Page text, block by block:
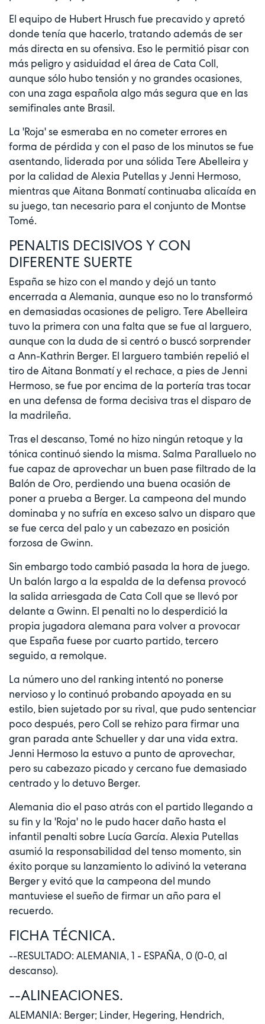
El equipo de Hubert Hrusch fue precavido y apretó
donde tenía que hacerlo, tratando además de ser
más directa en su ofensiva. Eso le permitió pisar con
más peligro y asiduidad el área de Cata Coll,
aunque sólo hubo tensión y no grandes ocasiones,
con una zaga española algo más segura que en las
semifinales ante Brasil.
La 'Roja' se esmeraba en no cometer errores en
forma de pérdida y con el paso de los minutos se fue
asentando, liderada por una sólida Tere Abelleira y
por la calidad de Alexia Putellas y Jenni Hermoso,
mientras que Aitana Bonmatí continuaba alicaída en
su juego, tan necesario para el conjunto de Montse
Tomé.
PENALTIS DECISIVOS Y CON
DIFERENTE SUERTE
España se hizo con el mando y dejó un tanto
encerrada a Alemania, aunque eso no lo transformó
en demasiadas ocasiones de peligro. Tere Abelleira
tuvo la primera con una falta que se fue al larguero,
aunque con la duda de si centró o buscó sorprender
a Ann-Kathrin Berger. El larguero también repelió el
tiro de Aitana Bonmatí y el rechace, a pies de Jenni
Hermoso, se fue por encima de la portería tras tocar
en una defensa de forma decisiva tras el disparo de
la madrileña.
Tras el descanso, Tomé no hizo ningún retoque y la
tónica continuó siendo la misma. Salma Paralluelo no
fue capaz de aprovechar un buen pase filtrado de la
Balón de Oro, perdiendo una buena ocasión de
poner a prueba a Berger. La campeona del mundo
dominaba y no sufría en exceso salvo un disparo que
se fue cerca del palo y un cabezazo en posición
forzosa de Gwinn.
Sin embargo todo cambió pasada la hora de juego.
Un balón largo a la espalda de la defensa provocó
la salida arriesgada de Cata Coll que se llevó por
delante a Gwinn. El penalti no lo desperdició la
propia jugadora alemana para volver a provocar
que España fuese por cuarto partido, tercero
seguido, a remolque.
La número uno del ranking intentó no ponerse
nervioso y lo continuó probando apoyada en su
estilo, bien sujetado por su rival, que pudo sentenciar
poco después, pero Coll se rehizo para firmar una
gran parada ante Schueller y dar una vida extra.
Jenni Hermoso la estuvo a punto de aprovechar,
pero su cabezazo picado y cercano fue demasiado
centrado y lo detuvo Berger.
Alemania dio el paso atrás con el partido llegando a
su fin y la 'Roja' no le pudo hacer daño hasta el
infantil penalti sobre Lucía García. Alexia Putellas
asumió la responsabilidad del tenso momento, sin
éxito porque su lanzamiento lo adivinó la veterana
Berger y evitó que la campeona del mundo
mantuviese el sueño de firmar un año para el
recuerdo.
FICHA TÉCNICA.
--RESULTADO: ALEMANIA, 1 - ESPAÑA, 0 (0-0, al
descanso).
--ALINEACIONES.
ALEMANIA: Berger; Linder, Hegering, Hendrich,